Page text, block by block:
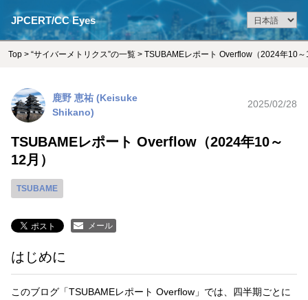
JPCERT/CC Eyes
Top > “サイバーメトリクス”の一覧 > TSUBAMEレポート Overflow（2024年10
鹿野 恵祐 (Keisuke
Shikano)
2025/02/28
TSUBAMEレポート Overflow（2024年10～
12月）
TSUBAME
メール
はじめに
このブログ「TSUBAMEレポート Overflow」では、四半期ごとに